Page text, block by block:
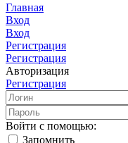
Главная
Вход
Вход
Регистрация
Регистрация
Авторизация
Регистрация
Войти с помощью:
Запомнить